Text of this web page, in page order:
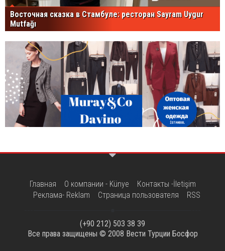
Восточная сказка в Стамбуле: ресторан Sayram Uygur
Mutfağı
Главная О компании - Künye
Контакты -İletişim
Реклама- Reklam
Страница пользователя RSS
(+90 212) 503 38 39
Все права защищены © 2008 Вести Турции Босфор